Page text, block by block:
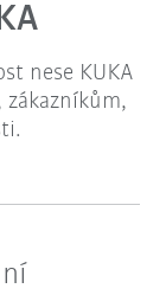
nese KUKA